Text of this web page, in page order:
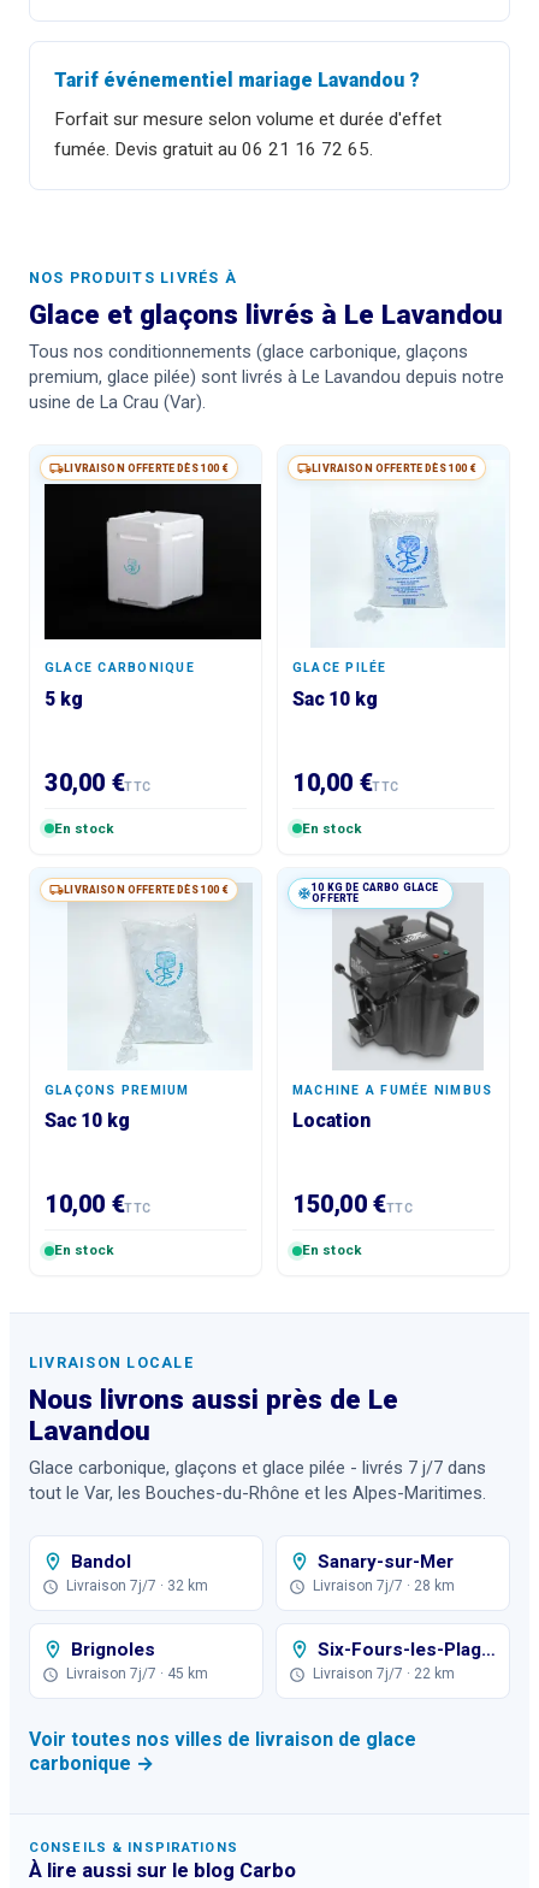
Tarif événementiel mariage Lavandou ?
Forfait sur mesure selon volume et durée d'effet
fumée. Devis gratuit au 06 21 16 72 65.
NOS PRODUITS LIVRÉS À
Glace et glaçons livrés à Le Lavandou
Tous nos conditionnements (glace carbonique, glaçons
premium, glace pilée) sont livrés à Le Lavandou depuis notre
usine de La Crau (Var).
LIVRAISON OFFERTE DÈS 100 €
GLACE CARBONIQUE
5 kg
30,00 €TTC
En stock
LIVRAISON OFFERTE DÈS 100 €
GLACE PILÉE
Sac 10 kg
10,00 €TTC
En stock
LIVRAISON OFFERTE DÈS 100 €
GLAÇONS PREMIUM
Sac 10 kg
10,00 €TTC
En stock
10 KG DE CARBO GLACE
OFFERTE
MACHINE A FUMÉE NIMBUS
Location
150,00 €TTC
En stock
LIVRAISON LOCALE
Nous livrons aussi près de Le
Lavandou
Glace carbonique, glaçons et glace pilée - livrés 7 j/7 dans
tout le Var, les Bouches-du-Rhône et les Alpes-Maritimes.
Bandol
Livraison 7j/7 · 32 km
Sanary-sur-Mer
Livraison 7j/7 · 28 km
Brignoles
Livraison 7j/7 · 45 km
Six-Fours-les-Plages
Livraison 7j/7 · 22 km
Voir toutes nos villes de livraison de glace
carbonique →
CONSEILS & INSPIRATIONS
À lire aussi sur le blog Carbo